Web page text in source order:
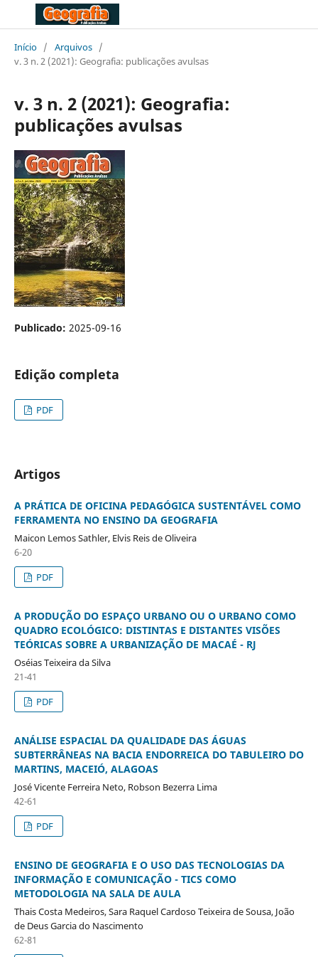
Início / Arquivos /
v. 3 n. 2 (2021): Geografia: publicações avulsas
v. 3 n. 2 (2021): Geografia:
publicações avulsas
Publicado: 2025-09-16
Edição completa
PDF
Artigos
A PRÁTICA DE OFICINA PEDAGÓGICA SUSTENTÁVEL COMO
FERRAMENTA NO ENSINO DA GEOGRAFIA
Maicon Lemos Sathler, Elvis Reis de Oliveira
6-20
PDF
A PRODUÇÃO DO ESPAÇO URBANO OU O URBANO COMO
QUADRO ECOLÓGICO: DISTINTAS E DISTANTES VISÕES
TEÓRICAS SOBRE A URBANIZAÇÃO DE MACAÉ - RJ
Oséias Teixeira da Silva
21-41
PDF
ANÁLISE ESPACIAL DA QUALIDADE DAS ÁGUAS
SUBTERRÂNEAS NA BACIA ENDORREICA DO TABULEIRO DO
MARTINS, MACEIÓ, ALAGOAS
José Vicente Ferreira Neto, Robson Bezerra Lima
42-61
PDF
ENSINO DE GEOGRAFIA E O USO DAS TECNOLOGIAS DA
INFORMAÇÃO E COMUNICAÇÃO - TICS COMO
METODOLOGIA NA SALA DE AULA
Thais Costa Medeiros, Sara Raquel Cardoso Teixeira de Sousa, João
de Deus Garcia do Nascimento
62-81